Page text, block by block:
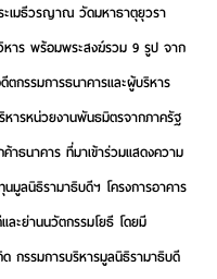
ะเมธีวรญาณ วัดมหาธาตุยุวรา
หาร พร้อมพระสงฆ์รวม 9 รูป จาก
ตกรรมการธนาคารและผู้บริหาร
ารหน่วยงานพันธมิตรจากภาครัฐ
าธนาคาร ที่มาเข้าร่วมแสดงความ
มูลนิธิรามาธิบดีฯ โครงการอาคาร
ละย่านนวัตกรรมโยธี โดยมี
กรรมการบริหารมูลนิธิรามาธิบดี